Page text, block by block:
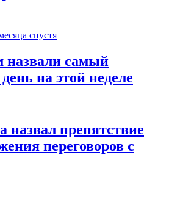
спустя
самый
на этой неделе
препятствие
переговоров с